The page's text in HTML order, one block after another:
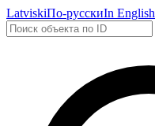
LatviskiПо-русскиIn English